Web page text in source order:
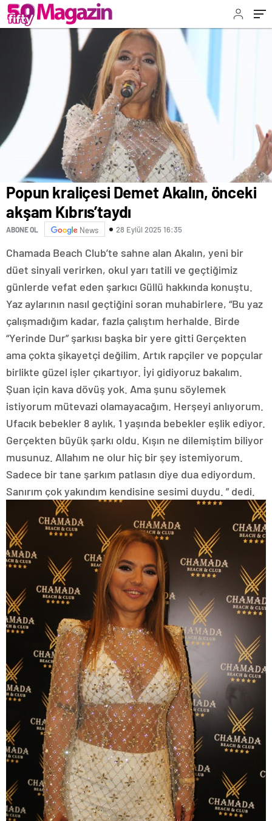
Popun kraliçesi Demet Akalın, önceki
akşam Kıbrıs’taydı
ABONE OL News 28 Eylül 2025 16:35
Chamada Beach Club’te sahne alan Akalın, yeni bir
düet sinyali verirken, okul yarı tatili ve geçtiğimiz
günlerde vefat eden şarkıcı Güllü hakkında konuştu.
Yaz aylarının nasıl geçtiğini soran muhabirlere, “Bu yaz
çalışmadığım kadar, fazla çalıştım herhalde. Birde
“Yerinde Dur” şarkısı başka bir yere gitti Gerçekten
ama çokta şikayetçi değilim. Artık rapçiler ve popçular
birlikte güzel işler çıkartıyor. İyi gidiyoruz bakalım.
Şuan için kava dövüş yok. Ama şunu söylemek
istiyorum mütevazi olamayacağım. Herşeyi anlıyorum.
Ufacık bebekler 8 aylık, 1 yaşında bebekler eşlik ediyor.
Gerçekten büyük şarkı oldu. Kışın ne dilemiştim biliyor
musunuz. Allahım ne olur hiç bir şey istemiyorum.
Sadece bir tane şarkım patlasın diye dua ediyordum.
Sanırım çok yakındım kendisine sesimi duydu. ” dedi.